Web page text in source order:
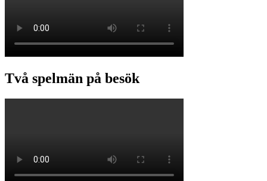
Två spelmän på besök